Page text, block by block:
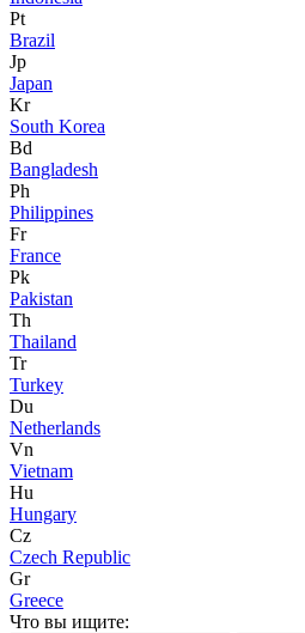
Pt
Brazil
Jp
Japan
Kr
South Korea
Bd
Bangladesh
Ph
Philippines
Fr
France
Pk
Pakistan
Th
Thailand
Tr
Turkey
Du
Netherlands
Vn
Vietnam
Hu
Hungary
Cz
Czech Republic
Gr
Greece
Что вы ищите: